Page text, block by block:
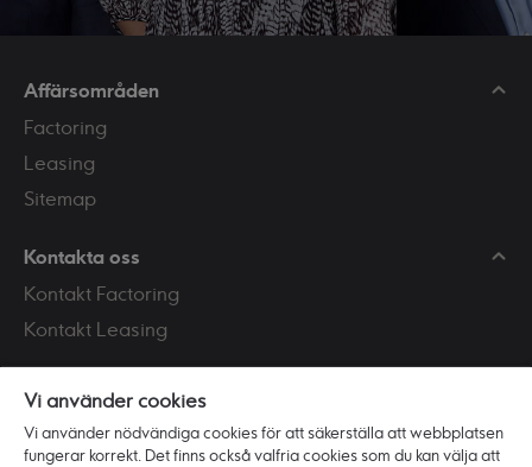
Affärsområden
Factoring
Leasing
Sitemap
Kontakta oss
Kontakt Factoring
Kontakt Leasing
Mer information om:
Personuppgifter
Om cookies
Vi använder cookies
Vi använder nödvändiga cookies för att säkerställa att webbplatsen
fungerar korrekt. Det finns också valfria cookies som du kan välja att